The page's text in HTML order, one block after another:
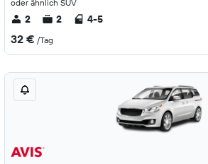
oder ähnlich SUV
2 2 4-5
32 € /Tag